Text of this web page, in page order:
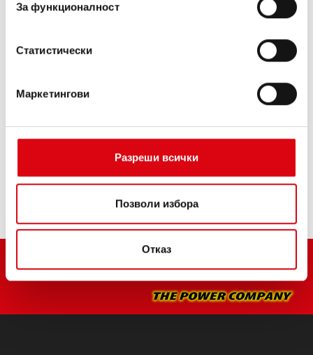
За функционалност
Статистически
Маркетингови
Разреши всички
Позволи избора
Отказ
С повишена мощност точно според
Качество на оригинал за дооборудване.
Купете този акумулатор:
ТЪРГОВЦИ И СЕРВИЗИ ЗА МОНТАЖ >